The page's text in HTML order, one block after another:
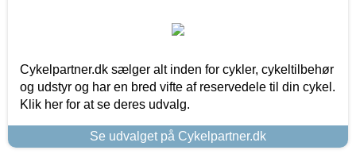
Cykelpartner.dk sælger alt inden for cykler, cykeltilbehør
og udstyr og har en bred vifte af reservedele til din cykel.
Klik her for at se deres udvalg.
Se udvalget på Cykelpartner.dk